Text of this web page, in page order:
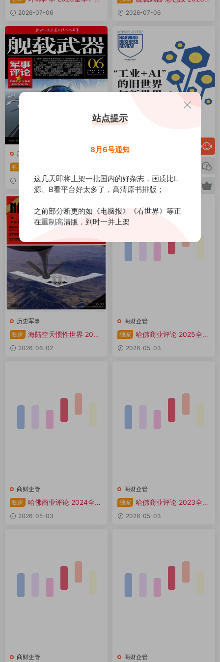
月共12期 PDF
2026-07-06
全年1-12月共12期 PDF
2026-07-06
历史军事
独家
6全年1-12月共12期 PDF
2026-07-06
商财企管
哈佛商业评论 2026年5-
6月 PDF
2026-06-12
历史军事
独家
海陆空天惯性世界 2026
全年1-12月共12期 PDF
2026-06-02
商财企管
独家
哈佛商业评论 2025全年
共12本 PDF
2026-05-03
商财企管
独家
哈佛商业评论 2024全年
共12本 PDF
2026-05-03
商财企管
独家
哈佛商业评论 2023全年
共13本 PDF
2026-05-03
商财企管
商财企管
站点提示
8月6号通知
这几天即将上架一批国内的好杂志，画质比L
源、B看平台好太多了，高清原书排版；
之前部分断更的如《电脑报》《看世界》等正
在重制高清版，到时一并上架